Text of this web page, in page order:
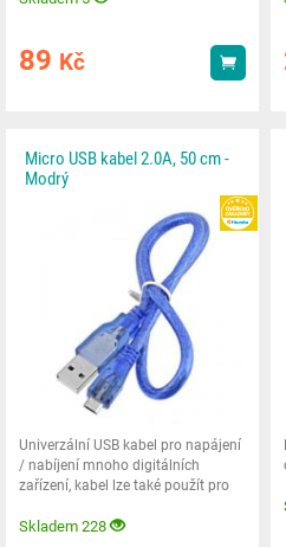
89 Kč Koupit
Micro USB kabel 2.0A, 50 cm -
Modrý
Univerzální USB kabel pro napájení
/ nabíjení mnoho digitálních
zařízení, kabel lze také použít pro
Skladem 228